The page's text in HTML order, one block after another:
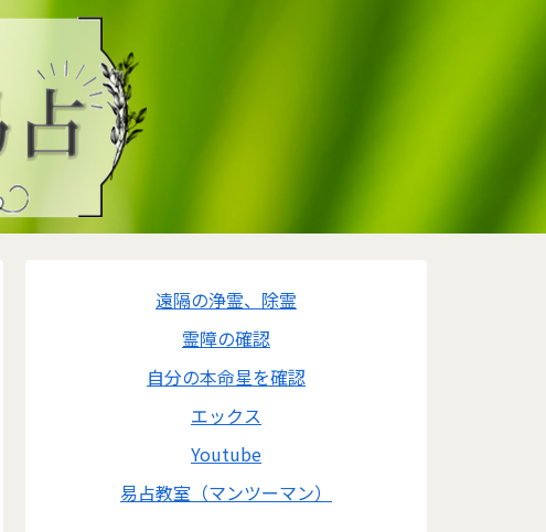
遠隔の浄霊、除霊
霊障の確認
自分の本命星を確認
エックス
Youtube
易占教室（マンツーマン）